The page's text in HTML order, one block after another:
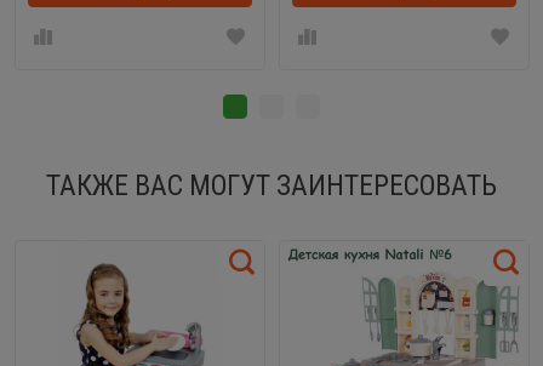
ТАКЖЕ ВАС МОГУТ ЗАИНТЕРЕСОВАТЬ